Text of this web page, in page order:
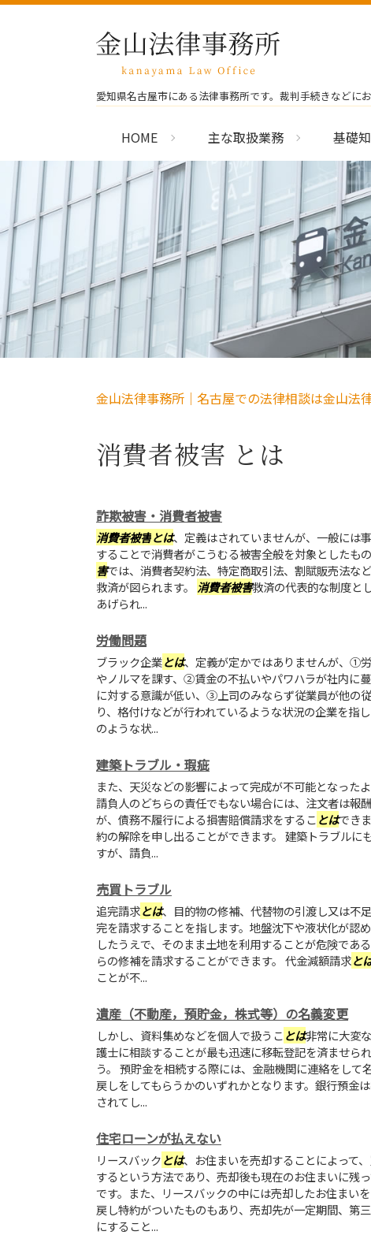
愛知県名古屋市にある法律事務所です。裁判手続きなどに
HOME 主な取扱業務 基礎
金山法律事務所｜名古屋での法律相談は金山法
消費者被害 とは
詐欺被害・消費者被害
消費者被害とは、定義はされていませんが、一般には
することで消費者がこうむる被害全般を対象としたも
害では、消費者契約法、特定商取引法、割賦販売法な
救済が図られます。 消費者被害救済の代表的な制度と
あげられ...
労働問題
ブラック企業とは、定義が定かではありませんが、①
やノルマを課す、②賃金の不払いやパワハラが社内に
に対する意識が低い、③上司のみならず従業員が他の
り、格付けなどが行われているような状況の企業を
のような状...
建築トラブル・瑕疵
また、天災などの影響によって完成が不可能となった
請負人のどちらの責任でもない場合には、注文者は報
が、債務不履行による損害賠償請求をすることはでき
約の解除を申し出ることができます。 建築トラブルに
すが、請負...
売買トラブル
追完請求とは、目的物の修補、代替物の引渡し又は不
完を請求することを指します。地盤沈下や液状化が認
したうえで、そのまま土地を利用することが危険であ
らの修補を請求することができます。 代金減額請求と
ことが不...
遺産（不動産，預貯金，株式等）の名義変更
しかし、資料集めなどを個人で扱うことは非常に大変
護士に相談することが最も迅速に移転登記を済ませら
う。 預貯金を相続する際には、金融機関に連絡をして
戻しをしてもらうかのいずれかとなります。銀行預金
されてし...
住宅ローンが払えない
リースバックとは、お住まいを売却することによって
するという方法であり、売却後も現在のお住まいに残
です。また、リースバックの中には売却したお住まい
戻し特約がついたものもあり、売却先が一定期間、第
にすること...